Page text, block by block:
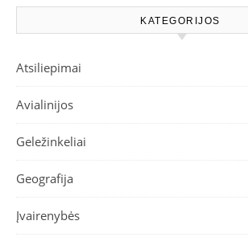
KATEGORIJOS
Atsiliepimai
Avialinijos
Geležinkeliai
Geografija
Įvairenybės